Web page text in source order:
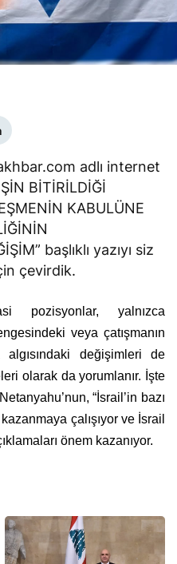
adlı internet
BİTİRİLDİĞİ
KABULÜNE
başlıklı yazıyı siz
çevirdik.
pozisyonlar, yalnızca
veya çatışmanın
değişimleri de
olarak da yorumlanır. İşte
“İsrail’in bazı
çalışıyor ve İsrail
önem kazanıyor.